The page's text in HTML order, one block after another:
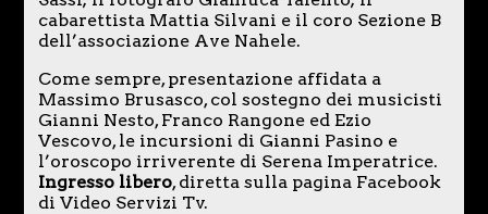
cabarettista Mattia Silvani e il coro Sezione B
dell’associazione Ave Nahele.
Come sempre, presentazione affidata a
Massimo Brusasco, col sostegno dei musicisti
Gianni Nesto, Franco Rangone ed Ezio
Vescovo, le incursioni di Gianni Pasino e
l’oroscopo irriverente di Serena Imperatrice.
Ingresso libero, diretta sulla pagina Facebook
di Video Servizi Tv.